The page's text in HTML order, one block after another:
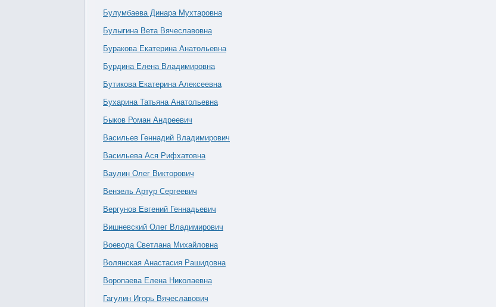
Булумбаева Динара Мухтаровна
Булыгина Вета Вячеславовна
Буракова Екатерина Анатольевна
Бурдина Елена Владимировна
Бутикова Екатерина Алексеевна
Бухарина Татьяна Анатольевна
Быков Роман Андреевич
Васильев Геннадий Владимирович
Васильева Ася Рифхатовна
Ваулин Олег Викторович
Вензель Артур Сергеевич
Вергунов Евгений Геннадьевич
Вишневский Олег Владимирович
Воевода Светлана Михайловна
Волянская Анастасия Рашидовна
Воропаева Елена Николаевна
Гагулин Игорь Вячеславович